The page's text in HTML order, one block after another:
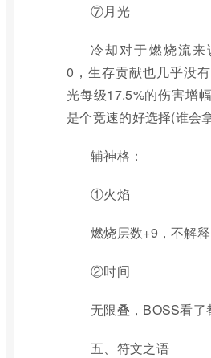
⑦月光
冷却对于燃烧流来
0，生存贡献也几乎没
光每级17.5%的伤害增
是个竞速的好选择(谁会
辅神格：
①火焰
燃烧层数+9，不解释
②时间
无限叠，BOSS看了
五、符文之语